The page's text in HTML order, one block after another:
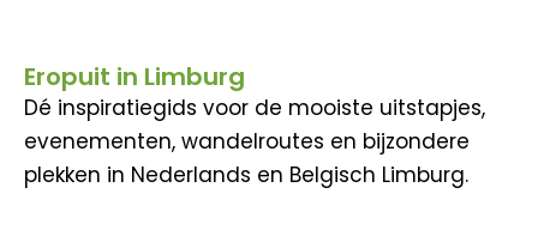
Eropuit in Limburg
Dé inspiratiegids voor de mooiste uitstapjes,
evenementen, wandelroutes en bijzondere
plekken in Nederlands en Belgisch Limburg.